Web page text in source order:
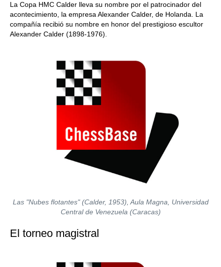
La Copa HMC Calder lleva su nombre por el patrocinador del
acontecimiento, la empresa Alexander Calder, de Holanda. La
compañía recibió su nombre en honor del prestigioso escultor
Alexander Calder (1898-1976).
Las "Nubes flotantes" (Calder, 1953), Aula Magna, Universidad
Central de Venezuela (Caracas)
El torneo magistral